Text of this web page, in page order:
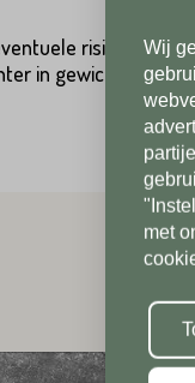
risico's van
in gewicht
Wij
met